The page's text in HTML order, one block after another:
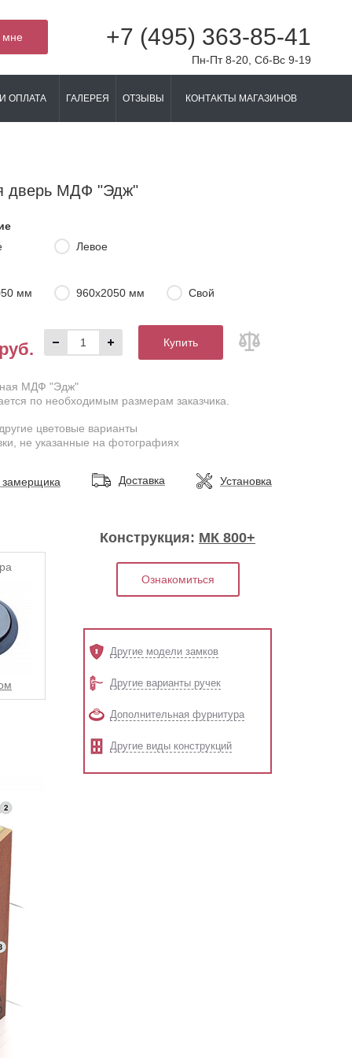
мне +7 (495) 363-85-41
Пн-Пт 8-20, Сб-Вс 9-19
ОПЛАТА ГАЛЕРЕЯ ОТЗЫВЫ КОНТАКТЫ МАГАЗИНОВ
дверь МДФ "Эдж"
Левое
мм
960х2050 мм Свой
Купить
МДФ "Эдж"
по необходимым размерам заказчика.
цветовые варианты
не указанные на фотографиях
замерщика Доставка Установка
Конструкция: МК 800+
Ознакомиться
Другие модели замков
Другие варианты ручек
Дополнительная фурнитура
Другие виды конструкций